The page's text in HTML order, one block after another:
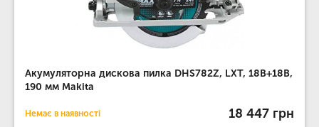
Акумуляторна дискова пилка DHS782Z, LXT, 18В+18В,
190 мм Makita
Немає в наявності 18 447 грн